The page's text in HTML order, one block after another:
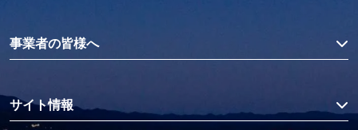
事業者の皆様へ
サイト情報